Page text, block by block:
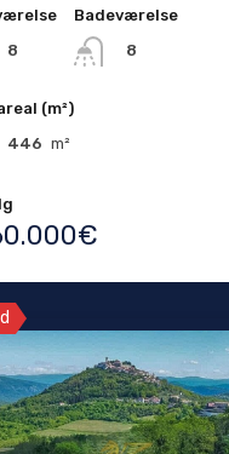
8
Badeværelse
8
(m²)
446 m²